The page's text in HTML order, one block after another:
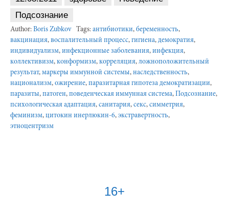
Подсознание
Author: Boris Zubkov Tags: антибиотики, беременность,
вакцинация, воспалительный процесс, гигиена, демократия,
индивидуализм, инфекционные заболевания, инфекция,
коллективизм, конформизм, корреляция, ложноположительный
результат, маркеры иммунной системы, наследственность,
национализм, ожирение, паразитарная гипотеза демократизации,
паразиты, патоген, поведенческая иммунная система, Подсознание,
психологическая адаптация, санитария, секс, симметрия,
феминизм, цитокин инерлюкин-6, экстравертность,
этноцентризм
16+